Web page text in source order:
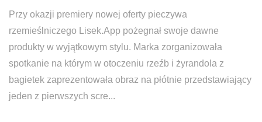
Przy okazji premiery nowej oferty pieczywa
rzemieślniczego Lisek.App pożegnał swoje dawne
produkty w wyjątkowym stylu. Marka zorganizowała
spotkanie na którym w otoczeniu rzeźb i żyrandola z
bagietek zaprezentowała obraz na płótnie przedstawiający
jeden z pierwszych scre...